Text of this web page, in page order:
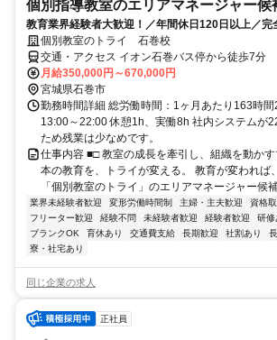
個別指導教室のエリアマネージャー候
教育業界経験者大歓迎！／年間休日120日以上／完
個別教室のトライ 石巻校
交通・アクセス イオン石巻バス停から徒歩7分
月給350,000円～670,000円
宮城県石巻市
勤務時間詳細 総労働時間：1ヶ月あたり163時間
13:00～22:00 休憩1h、実働8h 社内システムが
ため残業は少なめです。
仕事内容 ■□ 教室の成長を牽引し、組織を動か
本の教育を、トライが変える。 教育が変われば
「個別教室のトライ」のエリアマネージャー候
業界未経験者歓迎 変形労働時間制 主婦・主夫歓迎
資格
フリーター歓迎
経験不問 未経験者歓迎 経験者歓迎 研修
ブランクOK
育休あり 交通費支給 長期歓迎 社割あり
寮・社宅あり
同じ企業の求人
正社員